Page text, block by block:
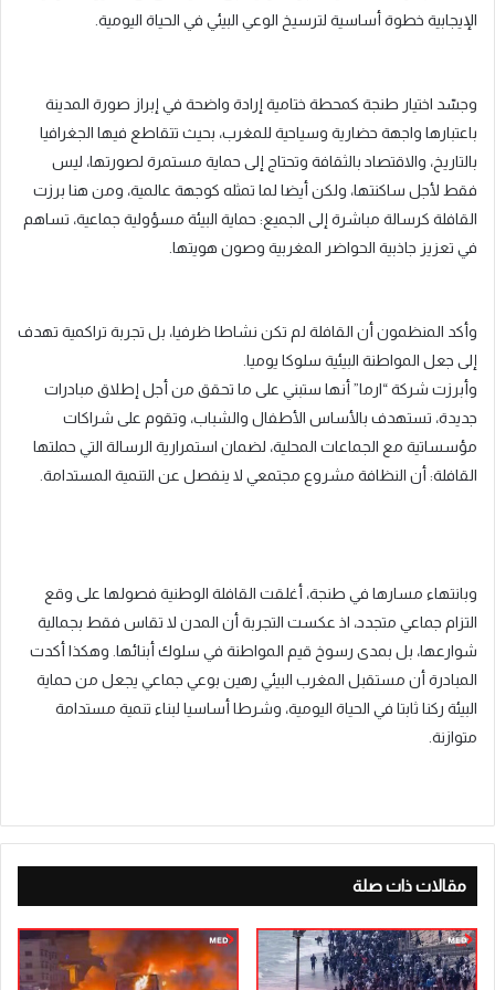
الإيجابية خطوة أساسية لترسيخ الوعي البيئي في الحياة اليومية.
وجسّد اختيار طنجة كمحطة ختامية إرادة واضحة في إبراز صورة المدينة
باعتبارها واجهة حضارية وسياحية للمغرب، بحيث تتقاطع فيها الجغرافيا
بالتاريخ، والاقتصاد بالثقافة وتحتاج إلى حماية مستمرة لصورتها، ليس
فقط لأجل ساكنتها، ولكن أيضا لما تمثله كوجهة عالمية، ومن هنا برزت
القافلة كرسالة مباشرة إلى الجميع: حماية البيئة مسؤولية جماعية، تساهم
في تعزيز جاذبية الحواضر المغربية وصون هويتها.
وأكد المنظمون أن القافلة لم تكن نشاطا ظرفيا، بل تجربة تراكمية تهدف
إلى جعل المواطنة البيئية سلوكا يوميا.
وأبرزت شركة “ارما” أنها ستبني على ما تحقق من أجل إطلاق مبادرات
جديدة، تستهدف بالأساس الأطفال والشباب، وتقوم على شراكات
مؤسساتية مع الجماعات المحلية، لضمان استمرارية الرسالة التي حملتها
القافلة: أن النظافة مشروع مجتمعي لا ينفصل عن التنمية المستدامة.
وبانتهاء مسارها في طنجة، أغلقت القافلة الوطنية فصولها على وقع
التزام جماعي متجدد، اذ عكست التجربة أن المدن لا تقاس فقط بجمالية
شوارعها، بل بمدى رسوخ قيم المواطنة في سلوك أبنائها. وهكذا أكدت
المبادرة أن مستقبل المغرب البيئي رهين بوعي جماعي يجعل من حماية
البيئة ركنا ثابتا في الحياة اليومية، وشرطا أساسيا لبناء تنمية مستدامة
متوازنة.
مقالات ذات صلة